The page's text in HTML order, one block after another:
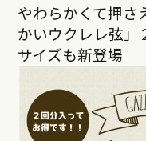
やわらかくて押さ
かいウクレレ弦」
サイズも新登場